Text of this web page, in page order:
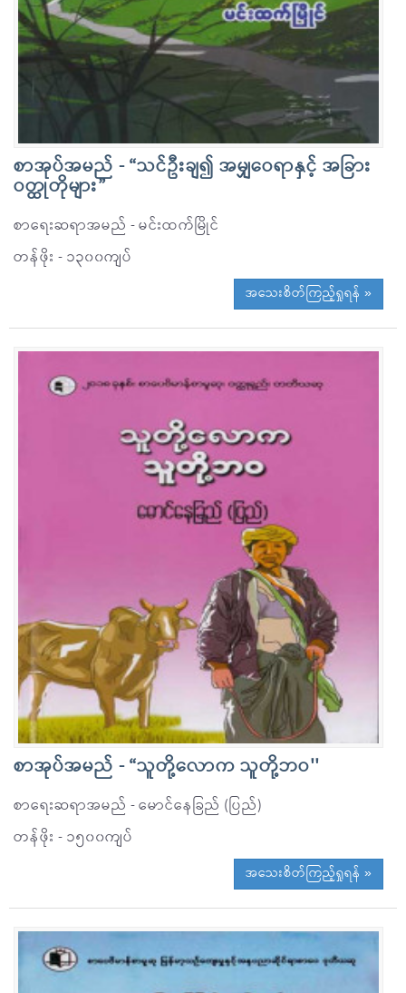
စာအုပ်အမည် - “သင်ဦးချ၍ အမျှဝေရာနှင့် အခြား
ဝတ္ထုတိုများ”
စာရေးဆရာအမည် - မင်းထက်မြိုင်
တန်ဖိုး - ၁၃၀၀ကျပ်
အသေးစိတ်ကြည့်ရှုရန် »
စာအုပ်အမည် - “သူတို့လောက သူတို့ဘဝ''
စာရေးဆရာအမည် - မောင်နေခြည် (ပြည်)
တန်ဖိုး - ၁၅၀၀ကျပ်
အသေးစိတ်ကြည့်ရှုရန် »